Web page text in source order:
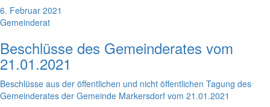
6. Februar 2021
Gemeinderat
Beschlüsse des Gemeinderates vom
21.01.2021
Beschlüsse aus der öffentlichen und nicht öffentlichen Tagung des
Gemeinderates der Gemeinde Markersdorf vom 21.01.2021